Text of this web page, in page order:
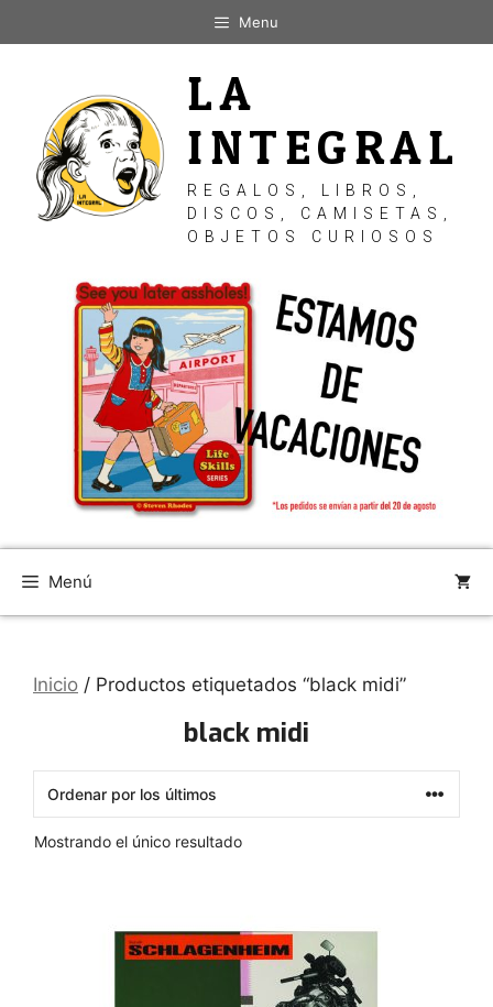
al
Menu
LA
INTEGRAL
REGALOS, LIBROS,
DISCOS, CAMISETAS,
OBJETOS CURIOSOS
Menú
Inicio / Productos etiquetados “black midi”
black midi
Mostrando el único resultado